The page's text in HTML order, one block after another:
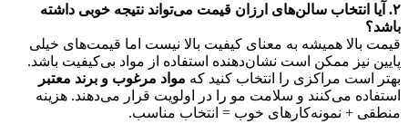
۲. آیا انتخاب سالن‌های ارزان قیمت می‌تواند نتیجه خوبی داشته
باشد؟
قیمت بالا همیشه به معنای کیفیت بالا نیست اما قیمت‌های خیلی
پایین نیز ممکن است نشان‌دهنده استفاده از مواد بی‌کیفیت باشد.
بهتر است مراکزی را انتخاب کنید که مواد مرغوب و برند معتبر
استفاده می‌کنند و سلامت مو را در اولویت قرار می‌دهند. هزینه
منطقی + نمونه‌کارهای خوب = انتخاب مناسب.